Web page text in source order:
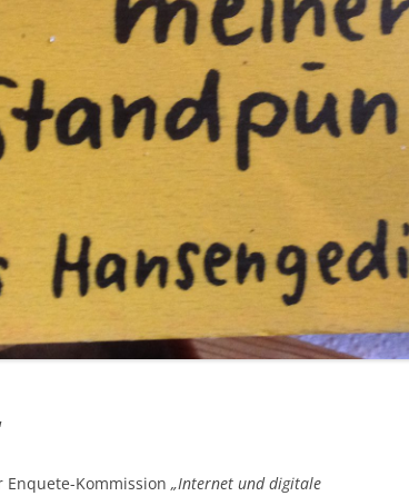
Enquete-Kommission „Internet und digitale